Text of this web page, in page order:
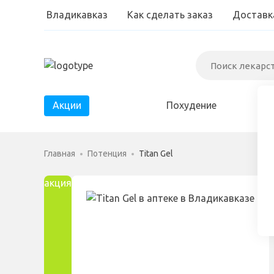
Владикавказ Как сделать заказ
Акции Похудение
Простатит
Главная Потенция Titan Gel
акция